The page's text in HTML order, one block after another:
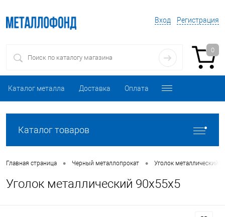
Вход Регистрация
0
Каталог металла Доставка Оплата
Каталог товаров
Главная страница • Черный металлопрокат • Уголок металлический
Уголок металлический 90х55х5